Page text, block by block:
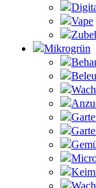
Vape
Mikrogrün